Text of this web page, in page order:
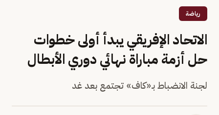
رياضة
الاتحاد الإفريقي يبدأ أولى خطوات
حل أزمة مباراة نهائي دوري الأبطال
لجنة الانضباط بـ«كاف» تجتمع بعد غد